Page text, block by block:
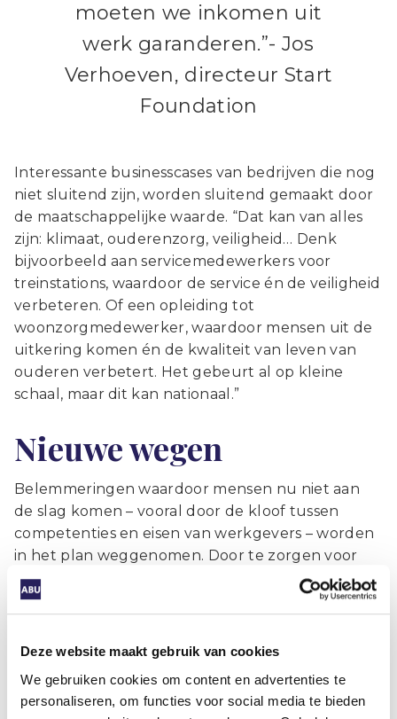
Deze website maakt gebruik van cookies
We gebruiken cookies om content en advertenties te
personaliseren, om functies voor social media te bieden
moeten we inkomen uit
werk garanderen.”- Jos
Verhoeven, directeur Start
Foundation
Interessante businesscases van bedrijven die nog
niet sluitend zijn, worden sluitend gemaakt door
de maatschappelijke waarde. “Dat kan van alles
zijn: klimaat, ouderenzorg, veiligheid… Denk
bijvoorbeeld aan servicemedewerkers voor
treinstations, waardoor de service én de veiligheid
verbeteren. Of een opleiding tot
woonzorgmedewerker, waardoor mensen uit de
uitkering komen én de kwaliteit van leven van
ouderen verbetert. Het gebeurt al op kleine
schaal, maar dit kan nationaal.”
Nieuwe wegen
Belemmeringen waardoor mensen nu niet aan
de slag komen – vooral door de kloof tussen
competenties en eisen van werkgevers – worden
in het plan weggenomen. Door te zorgen voor
transitieplekken (om te ontwikkelen), tijdelijke
‘schuilplekken’ (om vaardigheden op peil te
werkplekken voor mensen die dat blijvend nodig
aangepast werk. Maar politiek en alle betrokken
partijen bij de arbeidsmarkt moeten daarvoor